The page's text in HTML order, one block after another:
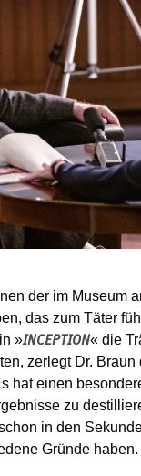
der im Museum
das zum Täter
»INCEPTION« die
zerlegt Dr.
hat einen
zu
in den
Gründe haben.